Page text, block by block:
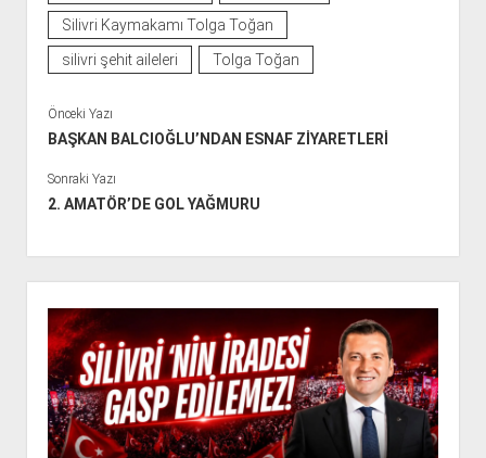
Silivri Kaymakamı Tolga Toğan
silivri şehit aileleri
Tolga Toğan
Önceki Yazı
BAŞKAN BALCIOĞLU’NDAN ESNAF ZİYARETLERİ
Sonraki Yazı
2. AMATÖR’DE GOL YAĞMURU